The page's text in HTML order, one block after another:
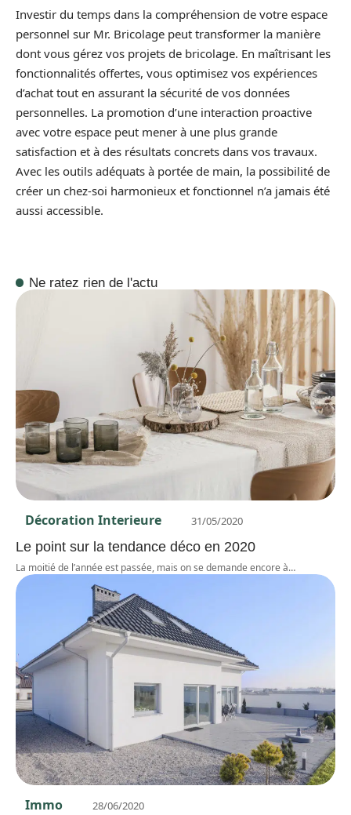
Investir du temps dans la compréhension de votre espace
personnel sur Mr. Bricolage peut transformer la manière
dont vous gérez vos projets de bricolage. En maîtrisant les
fonctionnalités offertes, vous optimisez vos expériences
d’achat tout en assurant la sécurité de vos données
personnelles. La promotion d’une interaction proactive
avec votre espace peut mener à une plus grande
satisfaction et à des résultats concrets dans vos travaux.
Avec les outils adéquats à portée de main, la possibilité de
créer un chez-soi harmonieux et fonctionnel n’a jamais été
aussi accessible.
Ne ratez rien de l'actu
Décoration Interieure 31/05/2020
Le point sur la tendance déco en 2020
La moitié de l’année est passée, mais on se demande encore à…
Immo 28/06/2020